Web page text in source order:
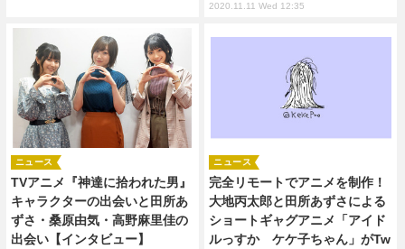
2020.11.11 Wed 12:35
TVアニメ『神達に拾われた男』
キャラクターの出会いと田所あ
ずさ・桑原由気・高野麻里佳の
出会い【インタビュー】
ニュース
完全リモートでアニメを制作！
大地丙太郎と田所あずさによる
ショートギャグアニメ「アイド
ルっすか ケケ子ちゃん」がTw
ニュース